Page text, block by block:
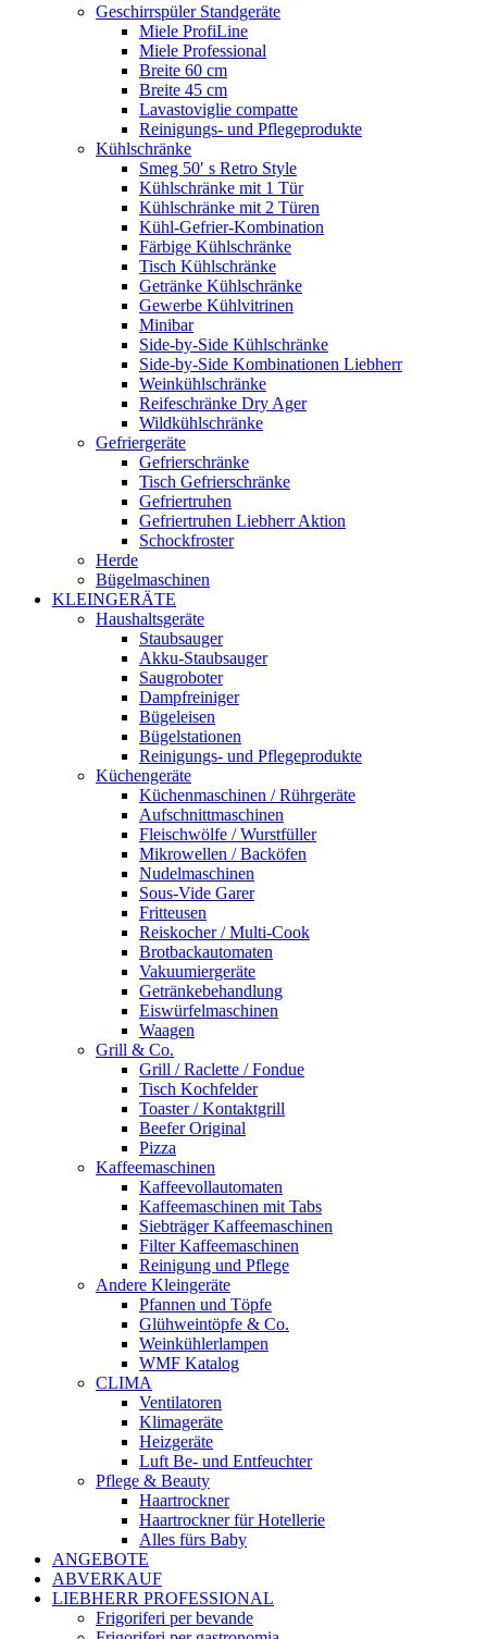
Geschirrspüler Standgeräte
Miele ProfiLine
Miele Professional
Breite 60 cm
Breite 45 cm
Lavastoviglie compatte
Reinigungs- und Pflegeprodukte
Kühlschränke
Smeg 50′ s Retro Style
Kühlschränke mit 1 Tür
Kühlschränke mit 2 Türen
Kühl-Gefrier-Kombination
Färbige Kühlschränke
Tisch Kühlschränke
Getränke Kühlschränke
Gewerbe Kühlvitrinen
Minibar
Side-by-Side Kühlschränke
Side-by-Side Kombinationen Liebherr
Weinkühlschränke
Reifeschränke Dry Ager
Wildkühlschränke
Gefriergeräte
Gefrierschränke
Tisch Gefrierschränke
Gefriertruhen
Gefriertruhen Liebherr Aktion
Schockfroster
Herde
Bügelmaschinen
KLEINGERÄTE
Haushaltsgeräte
Staubsauger
Akku-Staubsauger
Saugroboter
Dampfreiniger
Bügeleisen
Bügelstationen
Reinigungs- und Pflegeprodukte
Küchengeräte
Küchenmaschinen / Rührgeräte
Aufschnittmaschinen
Fleischwölfe / Wurstfüller
Mikrowellen / Backöfen
Nudelmaschinen
Sous-Vide Garer
Fritteusen
Reiskocher / Multi-Cook
Brotbackautomaten
Vakuumiergeräte
Getränkebehandlung
Eiswürfelmaschinen
Waagen
Grill & Co.
Grill / Raclette / Fondue
Tisch Kochfelder
Toaster / Kontaktgrill
Beefer Original
Pizza
Kaffeemaschinen
Kaffeevollautomaten
Kaffeemaschinen mit Tabs
Siebträger Kaffeemaschinen
Filter Kaffeemaschinen
Reinigung und Pflege
Andere Kleingeräte
Pfannen und Töpfe
Glühweintöpfe & Co.
Weinkühlerlampen
WMF Katalog
CLIMA
Ventilatoren
Klimageräte
Heizgeräte
Luft Be- und Entfeuchter
Pflege & Beauty
Haartrockner
Haartrockner für Hotellerie
Alles fürs Baby
ANGEBOTE
ABVERKAUF
LIEBHERR PROFESSIONAL
Frigoriferi per bevande